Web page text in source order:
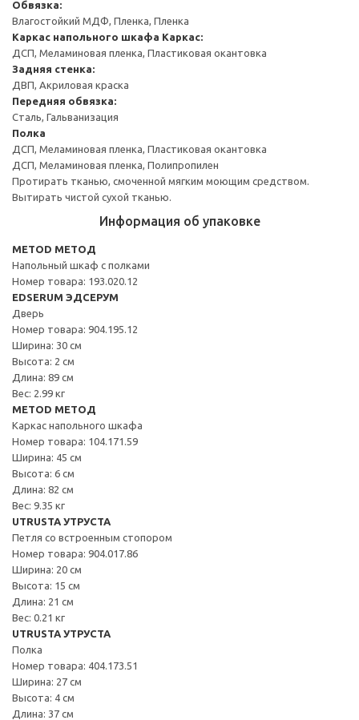
Обвязка:
Влагостойкий МДФ, Пленка, Пленка
Каркас напольного шкафа Каркас:
ДСП, Меламиновая пленка, Пластиковая окантовка
Задняя стенка:
ДВП, Акриловая краска
Передняя обвязка:
Сталь, Гальванизация
Полка
ДСП, Меламиновая пленка, Пластиковая окантовка
ДСП, Меламиновая пленка, Полипропилен
Протирать тканью, смоченной мягким моющим средством.
Вытирать чистой сухой тканью.
Информация об упаковке
METOD МЕТОД
Напольный шкаф с полками
Номер товара: 193.020.12
EDSERUM ЭДСЕРУМ
Дверь
Номер товара: 904.195.12
Ширина: 30 см
Высота: 2 см
Длина: 89 см
Вес: 2.99 кг
METOD МЕТОД
Каркас напольного шкафа
Номер товара: 104.171.59
Ширина: 45 см
Высота: 6 см
Длина: 82 см
Вес: 9.35 кг
UTRUSTA УТРУСТА
Петля со встроенным стопором
Номер товара: 904.017.86
Ширина: 20 см
Высота: 15 см
Длина: 21 см
Вес: 0.21 кг
UTRUSTA УТРУСТА
Полка
Номер товара: 404.173.51
Ширина: 27 см
Высота: 4 см
Длина: 37 см